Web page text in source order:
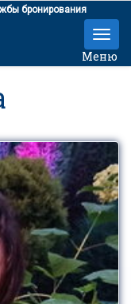
бронирования
Меню